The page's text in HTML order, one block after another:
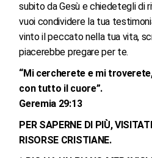
subito da Gesù e chiedetegli di
vuoi condividere la tua
vinto il peccato nella tua vita,
piacerebbe pregare per te.
“Mi cercherete e mi
con tutto il cuore”.
Geremia 29:13
PER SAPERNE DI PIÙ,
RISORSE CRISTIANE.